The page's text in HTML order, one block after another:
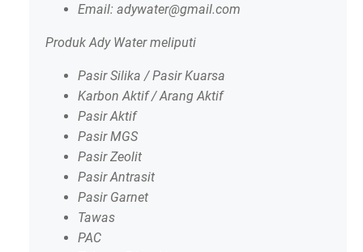
Email: adywater@gmail.com
Produk Ady Water meliputi
Pasir Silika / Pasir Kuarsa
Karbon Aktif / Arang Aktif
Pasir Aktif
Pasir MGS
Pasir Zeolit
Pasir Antrasit
Pasir Garnet
Tawas
PAC